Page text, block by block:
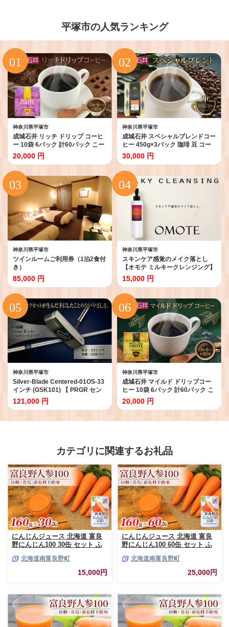
平塚市の人気ランキング
神奈川県平塚市
成城石井 リッチ ドリップ コーヒ
ー 10袋 6パック 計60パック こー
ひー コーヒー 珈琲 coffee ko-hi-
KO-HI- co-hi- CO-HI- COFFEE ド
リップ ドリップコーヒー ドリッ
プバッグ 珈琲 使い切り ドリップ
パック 簡単 アラビカ種 ドリップ
パック プレゼント ドリップコー
ヒー ドリップ珈琲 どりっぷ ドリ
ップパック ギフト 送料無料 神奈
川県 平塚市
20,000 円
神奈川県平塚市
成城石井 スペシャルブレンドコー
ヒー 450g×3パック 珈琲 豆 コー
ヒー豆 コーヒー 珈琲豆 香り コク
アラビカ種 プレゼント ギフト 送
料無料 神奈川県 平塚市 【豆】
30,000 円
神奈川県平塚市
ツインルームご利用券（1泊2食付
き）
85,000 円
神奈川県平塚市
スキンケア感覚のメイク落とし
【オモテ ミルキークレンジング】
200mL
15,000 円
神奈川県平塚市
Silver-Blade Centered-01OS-33
インチ (GSK101) 【 PRGR セン
ターシャフト ゴルフクラブ ゴル
フ パター ゴルフ用品 2023年モデ
】
121,000 円
神奈川県平塚市
成城石井 マイルド ドリップコー
ヒー 10袋 6パック 計60パック こ
ーひー コーヒー 珈琲 coffee ko-
hi- KO-HI- co-hi- CO-HI- COFFEE
ップバッグ 珈琲 使い切り ドリッ
ーヒー ドリップ珈琲 どりっぷ ド
リップパック ギフト 送料無料 神
奈川県 平塚市
20,000 円
カテゴリに関連するお礼品
にんじんジュース 北海道 富良
野にんじん100 30缶 セット ふ
んじん ジュース 野菜ジュース
人参ジュース キャロットジュー
ス 野菜 飲料 缶 ケース買い 箱
保存 常温 常温保存
北海道南富良野町
15,000円
にんじんジュース 北海道 富良
野にんじん100 60缶 セット ふ
んじん ジュース 野菜ジュース
キャロットジュース 富良野人参
ジュース 野菜 飲料 缶 ケース買
常温 常温保存
北海道南富良野町
25,000円